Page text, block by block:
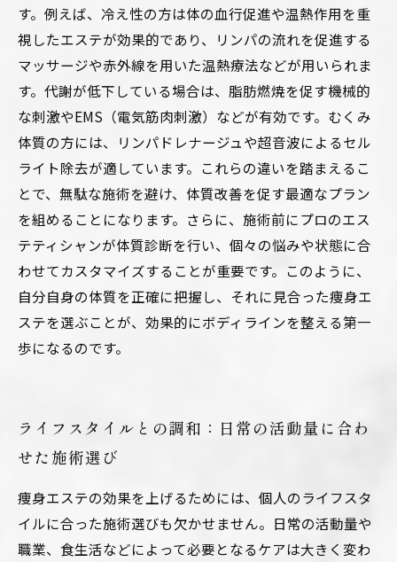
す。例えば、冷え性の方は体の血行促進や温熱作用を重
視したエステが効果的であり、リンパの流れを促進する
マッサージや赤外線を用いた温熱療法などが用いられま
す。代謝が低下している場合は、脂肪燃焼を促す機械的
な刺激やEMS（電気筋肉刺激）などが有効です。むくみ
体質の方には、リンパドレナージュや超音波によるセル
ライト除去が適しています。これらの違いを踏まえるこ
とで、無駄な施術を避け、体質改善を促す最適なプラン
を組めることになります。さらに、施術前にプロのエス
テティシャンが体質診断を行い、個々の悩みや状態に合
わせてカスタマイズすることが重要です。このように、
自分自身の体質を正確に把握し、それに見合った痩身エ
ステを選ぶことが、効果的にボディラインを整える第一
歩になるのです。
ライフスタイルとの調和：日常の活動量に合わ
せた施術選び
痩身エステの効果を上げるためには、個人のライフスタ
イルに合った施術選びも欠かせません。日常の活動量や
職業、食生活などによって必要となるケアは大きく変わ